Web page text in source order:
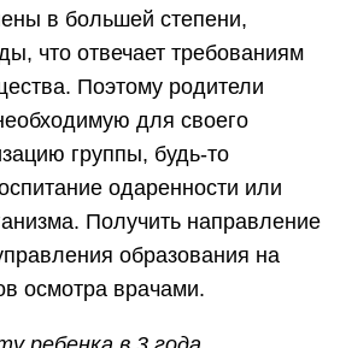
в большей степени,
что отвечает требованиям
Поэтому родители
для своего
группы, будь-то
одаренности или
Получить направление
образования на
осмотра врачами.